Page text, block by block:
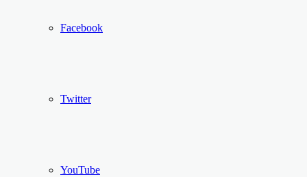
Facebook
Twitter
YouTube